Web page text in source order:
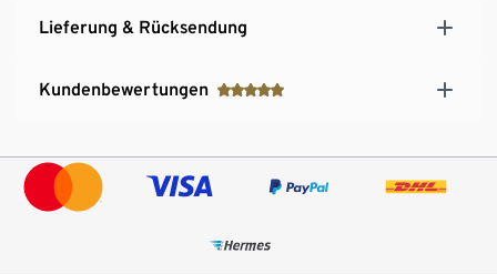
Lieferung & Rücksendung
Kundenbewertungen